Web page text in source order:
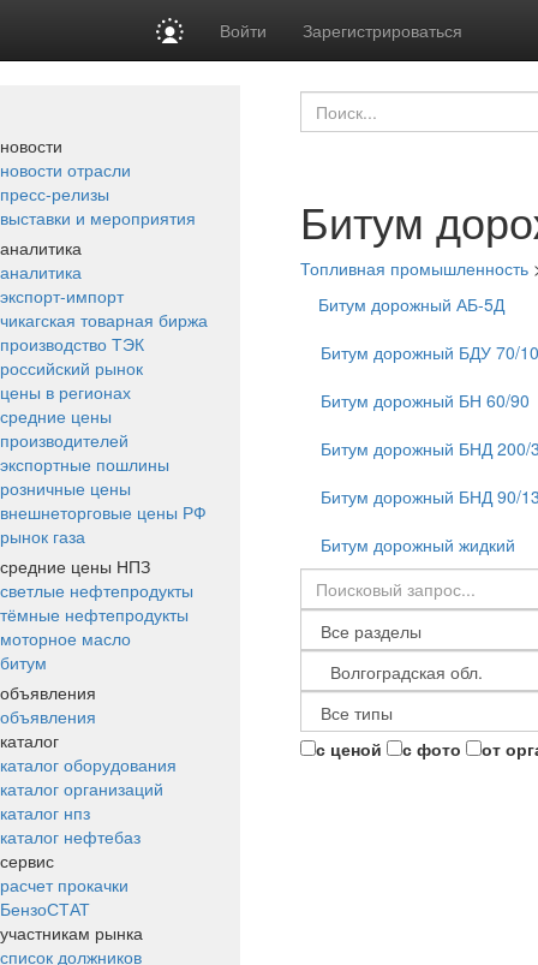
Войти Зарегистрироваться
новости
новости отрасли
пресс-релизы
выставки и мероприятия
аналитика
аналитика
экспорт-импорт
чикагская товарная биржа
производство ТЭК
российский рынок
цены в регионах
средние цены
производителей
экспортные пошлины
розничные цены
внешнеторговые цены РФ
рынок газа
средние цены НПЗ
светлые нефтепродукты
тёмные нефтепродукты
моторное масло
битум
объявления
объявления
каталог
каталог оборудования
каталог организаций
каталог нпз
каталог нефтебаз
сервис
расчет прокачки
БензоСТАТ
участникам рынка
список должников
Битум
Топливная промышленность
Битум дорожный АБ-5Д
Битум дорожный БДУ 70/
Битум дорожный БН 60/90
Битум дорожный БНД 200/
Битум дорожный БНД 90/
Битум дорожный жидкий
с ценой с фото от